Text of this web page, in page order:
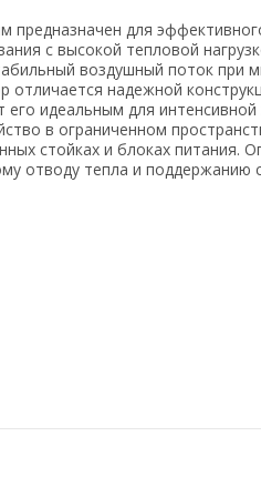
предназначен для
с высокой тепловой
воздушный поток при
надежной
идеальным для интенсивной
в ограниченном
стойках и блоках питания.
отводу тепла и поддержанию